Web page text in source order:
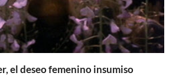
el deseo femenino insumiso